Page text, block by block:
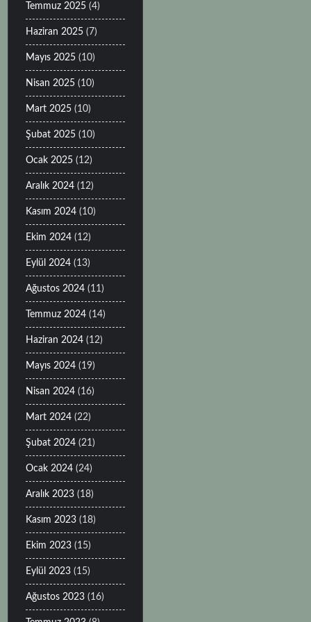
Temmuz 2025 (4)
Haziran 2025 (7)
Mayıs 2025 (10)
Nisan 2025 (10)
Mart 2025 (10)
Şubat 2025 (10)
Ocak 2025 (12)
Aralık 2024 (12)
Kasım 2024 (10)
Ekim 2024 (12)
Eylül 2024 (13)
Ağustos 2024 (11)
Temmuz 2024 (14)
Haziran 2024 (12)
Mayıs 2024 (19)
Nisan 2024 (16)
Mart 2024 (22)
Şubat 2024 (21)
Ocak 2024 (24)
Aralık 2023 (18)
Kasım 2023 (18)
Ekim 2023 (15)
Eylül 2023 (15)
Ağustos 2023 (16)